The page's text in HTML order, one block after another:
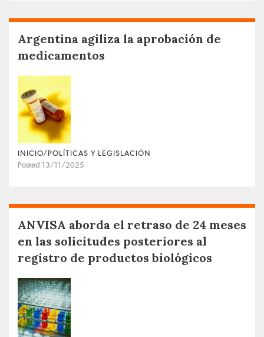
Argentina agiliza la aprobación de
medicamentos
INICIO/POLÍTICAS Y LEGISLACIÓN
Posted 13/11/2025
ANVISA aborda el retraso de 24 meses
en las solicitudes posteriores al
registro de productos biológicos